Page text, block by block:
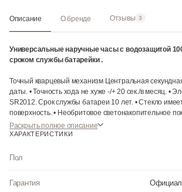
Описание О бренде Отзывы 3
Универсальные наручные часы с водозащитой
сроком службы батарейки .
Точный кварцевый механизм Центральная
даты. • Точность хода не хуже -/+ 20 сек./в месяц. •
SR2012. Срок службы батареи 10 лет. • Стекло
поверхность. • Необритовое светонакопительное
длительное послесвечение в темноте даже после
нахождения на свету. • Водозащита до 10 АТМ. •
Раскрыть полное описание
ХАРАКТЕРИСТИКИ
Пол
Гарантия